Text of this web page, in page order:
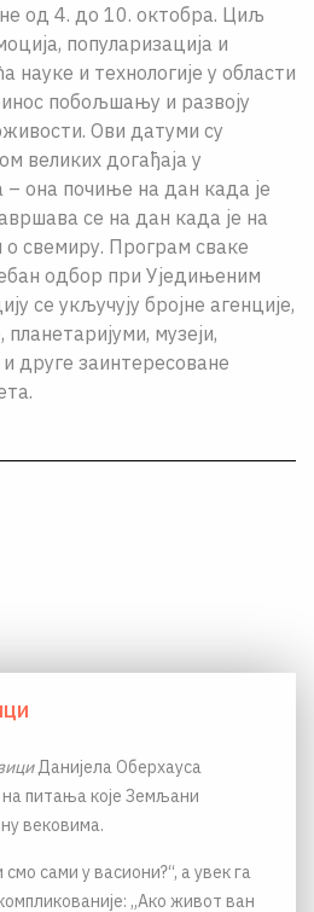
од 4. до 10. октобра. Циљ
популаризација и
науке и технологије у области
побољшању и развоју
Ови датуми су
великих догађаја у
она почиње на дан када је
се на дан када је на
о свемиру. Програм сваке
одбор при Уједињеним
се укључују бројне агенције,
музеји,
друге заинтересоване
Данијела Оберхауса
питања које Земљани
вековима.
сами у васиони?“, а увек га
„Ако живот ван